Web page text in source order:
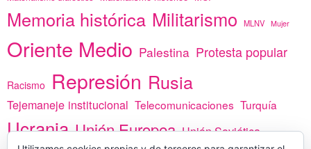
Memoria histórica Militarismo MLNV Mujer
Oriente Medio Palestina Protesta popular
Racismo Represión Rusia
Tejemaneje institucional Telecomunicaciones Turquía
Ucrania Unión Europea Unión Soviética